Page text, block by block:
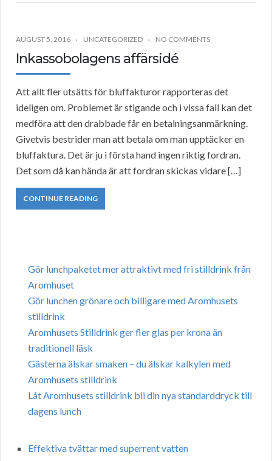
AUGUST 5, 2016 UNCATEGORIZED NO COMMENTS
Inkassobolagens affärsidé
Att allt fler utsätts för bluffakturor rapporteras det
ideligen om. Problemet är stigande och i vissa fall kan det
medföra att den drabbade får en betalningsanmärkning.
Givetvis bestrider man att betala om man upptäcker en
bluffaktura. Det är ju i första hand ingen riktig fordran.
Det som då kan hända är att fordran skickas vidare […]
CONTINUE READING
Gör lunchpaketet mer attraktivt med fri stilldrink från
Aromhuset
Gör lunchen grönare och billigare med Aromhusets
stilldrink
Aromhusets Stilldrink ger fler glas per krona än
traditionell läsk
Gästerna älskar smaken – du älskar kalkylen med
Aromhusets stilldrink
Låt Aromhusets stilldrink bli din nya standarddryck till
dagens lunch
Effektiva tvättar med superrent vatten